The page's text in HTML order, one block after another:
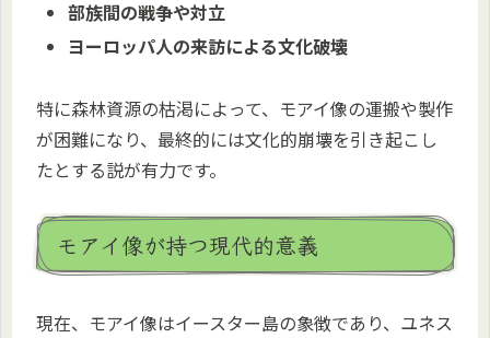
部族間の戦争や対立
ヨーロッパ人の来訪による文化破壊
特に森林資源の枯渇によって、モアイ像の運搬や製作
が困難になり、最終的には文化的崩壊を引き起こし
たとする説が有力です。
モアイ像が持つ現代的意義
現在、モアイ像はイースター島の象徴であり、ユネス